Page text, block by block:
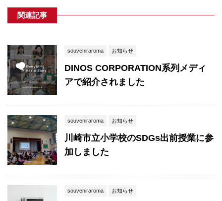
関連記事
souveniraroma お知らせ
DINOS CORPORATION系列メディ
アで紹介されました
souveniraroma お知らせ
川崎市立小学校のSDGs出前授業に参
加しました
souveniraroma お知らせ